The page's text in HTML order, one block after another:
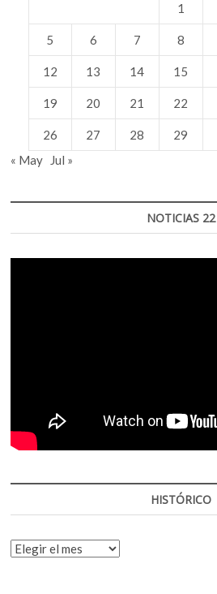
1
5 6 7 8
12 13 14 15
19 20 21 22
26 27 28 29
« May
Jul »
NOTICIAS 22
HISTÓRICO
HISTÓRICO